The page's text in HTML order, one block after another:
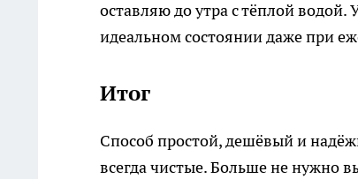
оставляю до утра с тёплой
идеальном состоянии даже при
Итог
Способ простой, дешёвый и
всегда чистые. Больше не нужно